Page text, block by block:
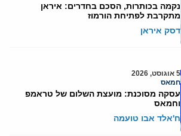
נקמה בכותרות, הסכם בחדרים: איראן
מתקרבת לפתיחת הורמוז
דסק איראן
5 אוגוסט, 2026
חמאס
עסקה מסוכנת: מועצת השלום של טראמפ
וחמאס
ח'אלד אבו טועמה